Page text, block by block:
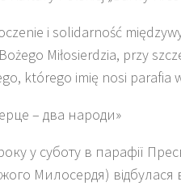
i solidarność
Miłosierdzia, przy
którego imię nosi parafia
– два народи»
у суботу в парафії
Милосердя)